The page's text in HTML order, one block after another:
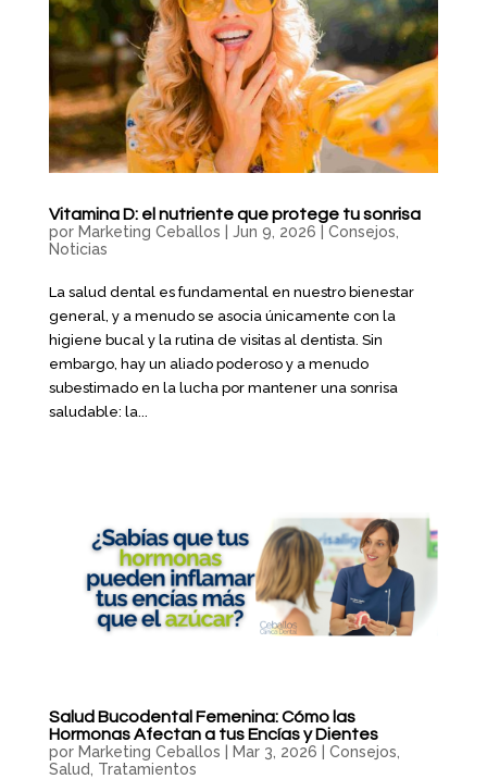
Vitamina D: el nutriente que protege tu sonrisa
por Marketing Ceballos Jun 9, 2026 Consejos,
Noticias
La salud dental es fundamental en⁤ nuestro bienestar
general, y a menudo se asocia únicamente con la
higiene bucal ⁤y la rutina de visitas al dentista. Sin
embargo, hay un aliado poderoso y a ⁣menudo
subestimado en la lucha por mantener una sonrisa
saludable: la...
Salud Bucodental Femenina: Cómo las
Hormonas Afectan a tus Encías y Dientes
por Marketing Ceballos | Mar 3, 2026 | Consejos
Salud Tratamientos